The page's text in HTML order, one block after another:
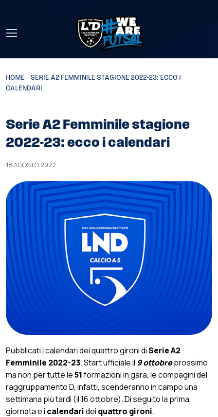
HOME
SERIE A2 FEMMINILE STAGIONE 2022-23: ECCO I
CALENDARI
Serie A2 Femminile stagione
2022-23: ecco i calendari
18 AGOSTO 2022
Pubblicati i calendari dei quattro gironi diSerie A2
Femminile 2022-23. Start ufficiale il 9 ottobreprossimo
ma non per tutte le51formazioni in gara, le compagini del
raggruppamento D, infatti, scenderanno in campo una
settimana più tardi (il 16 ottobre). Di seguito la prima
giornata e i calendaridei quattro gironi.